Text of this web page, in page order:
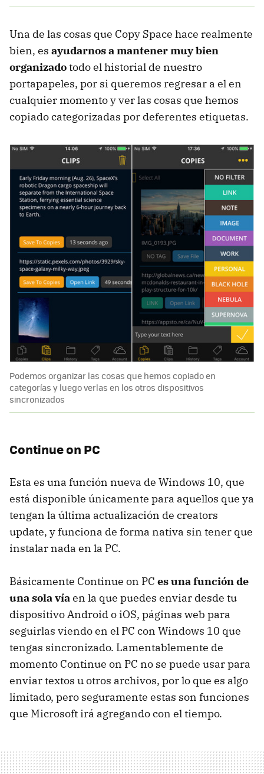
Una de las cosas que Copy Space hace realmente
bien, es ayudarnos a mantener muy bien
organizadotodo el historial de nuestro
portapapeles, por si queremos regresar a el en
cualquier momento y ver las cosas que hemos
copiado categorizadas por deferentes etiquetas.
Podemos organizar las cosas que hemos copiado en
categorías y luego verlas en los otros dispositivos
sincronizados
Continue on PC
Esta es una función nueva de Windows 10, que
está disponible únicamente para aquellos que ya
tengan la última actualización de creators
update, y funciona de forma nativa sin tener que
instalar nada en la PC.
Básicamente Continue on PC es una función de
una sola víaen la que puedes enviar desde tu
dispositivo Android o iOS, páginas web para
seguirlas viendo en el PC con Windows 10 que
tengas sincronizado. Lamentablemente de
momento Continue on PC no se puede usar para
enviar textos u otros archivos, por lo que es algo
limitado, pero seguramente estas son funciones
que Microsoft irá agregando con el tiempo.